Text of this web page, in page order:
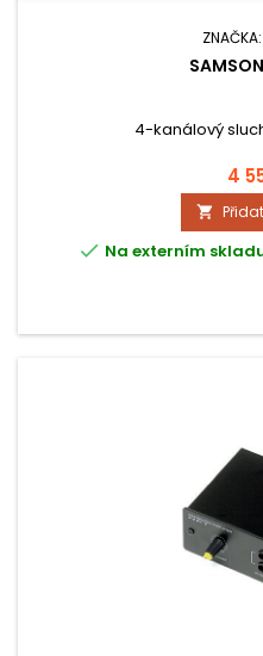
ZNAČKA:
4-kanálový
4

 Na externím